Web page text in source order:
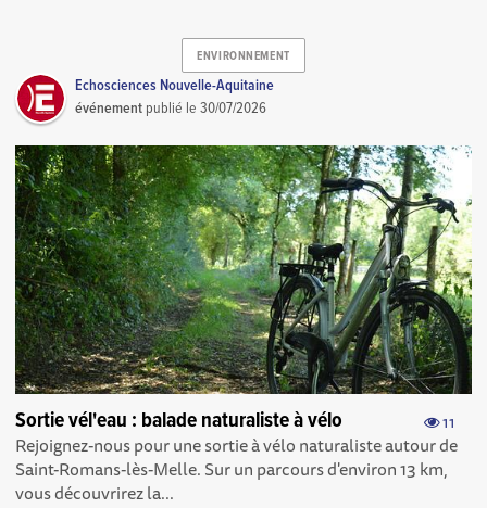
ENVIRONNEMENT
Echosciences Nouvelle-Aquitaine
événement publié le30/07/2026
11
Sortie vél'eau : balade naturaliste à vélo
Rejoignez-nous pour une sortie à vélo naturaliste autour de
Saint-Romans-lès-Melle. Sur un parcours d'environ 13 km,
vous découvrirez la...